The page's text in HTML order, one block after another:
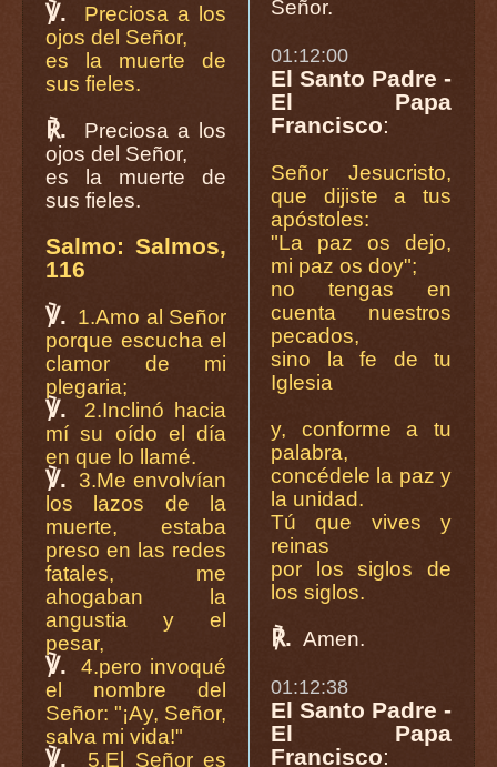
℣.
Preciosa a los
ojos del Señor,
es la muerte de
sus fieles.
℟.
Preciosa a los
ojos del Señor,
es la muerte de
sus fieles.
Salmo: Salmos,
116
℣. 1.Amo al Señor
porque escucha el
clamor de mi
plegaria;
℣.
2.Inclinó hacia
mí su oído el día
en que lo llamé.
℣.
3.Me envolvían
los lazos de la
muerte, estaba
preso en las redes
fatales, me
ahogaban la
angustia y el
pesar,
℣.
4.pero invoqué
el nombre del
Señor: "¡Ay, Señor,
salva mi vida!"
℣.
5.El Señor es
Señor.
01:12:00
El Santo Padre -
El Papa
Francisco:
Señor Jesucristo,
que dijiste a tus
apóstoles:
"La paz os dejo,
mi paz os doy";
no tengas en
cuenta nuestros
pecados,
sino la fe de tu
Iglesia
y, conforme a tu
palabra,
concédele la paz y
la unidad.
Tú que vives y
reinas
por los siglos de
los siglos.
℟. Amen.
01:12:38
El Santo Padre -
El Papa
Francisco: